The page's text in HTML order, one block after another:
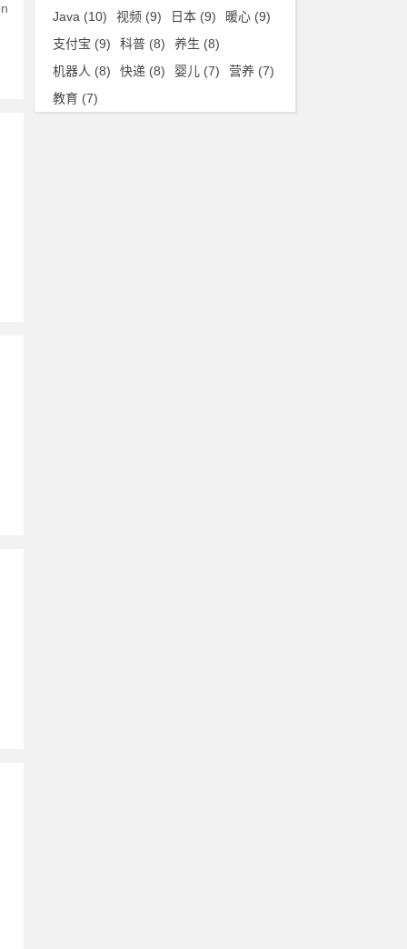
Java (10) 视频 (9) 日本 (9) 暖心 (9)
支付宝 (9) 科普 (8) 养生 (8)
机器人 (8) 快递 (8) 婴儿 (7) 营养 (7)
教育 (7)